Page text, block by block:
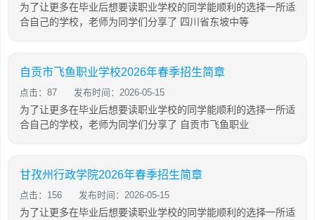
为了让更多在毕业后想要读职业学校的同学能顺利的选择一所适
合自己的学校，老师为同学们分享了 四川省东坡中等
自贡市飞鱼职业学校2026年春季招生简章
点击：87 发布时间：2026-05-15
为了让更多在毕业后想要读职业学校的同学能顺利的选择一所适
合自己的学校，老师为同学们分享了 自贡市飞鱼职业
甘孜州行政学院2026年春季招生简章
点击：156 发布时间：2026-05-15
为了让更多在毕业后想要读职业学校的同学能顺利的选择一所适